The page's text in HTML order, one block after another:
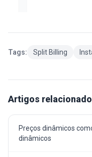
Tags: Split Billing
Artigos
Preços dinâmicos
dinâmicos